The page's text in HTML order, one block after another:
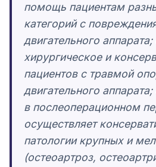
помощь пациентам
категорий с
двигательного
хирургическое и
пациентов с травмой
двигательного
в послеоперационном
осуществляет
патологии крупных и
(остеоартроз,